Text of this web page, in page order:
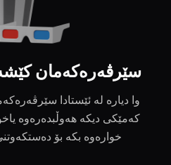
سێرڤەرەکەمان
وا دیارە لە ئێستادا
کەمێکی دیکە هەوڵبدەرەوە
خوارەوە بکە بۆ